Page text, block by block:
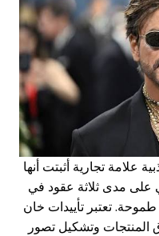
علامة تجارية أثبتت أنها
على مدى ثلاثة عقود في
طموحة. تعتبر تأييدات خان
المنتجات وتشكيل تصور